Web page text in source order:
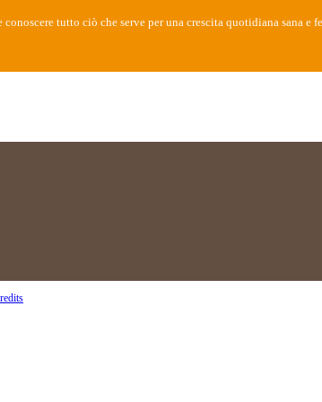
tutto ciò che serve per una crescita quotidiana sana e